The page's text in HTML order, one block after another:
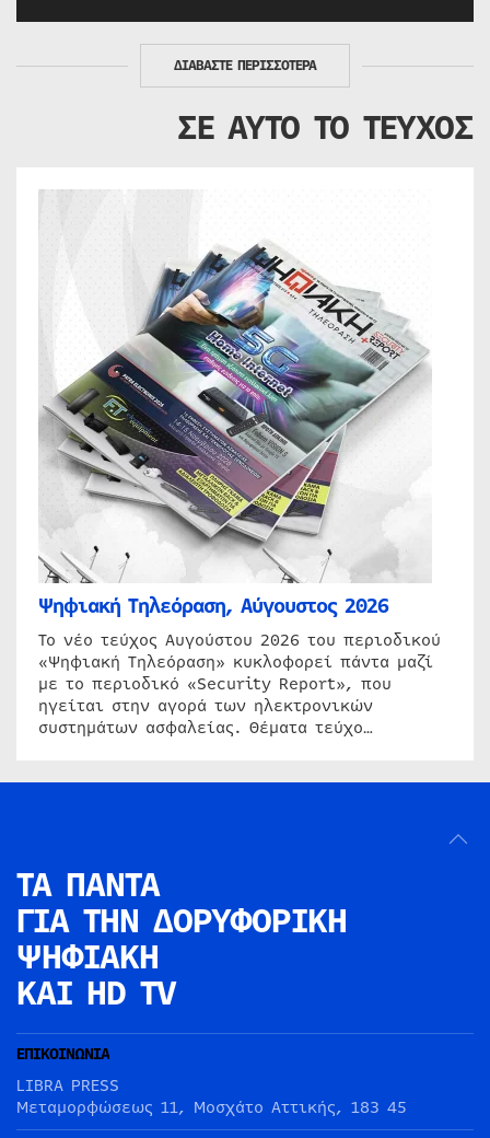
ΔΙΑΒΑΣΤΕ ΠΕΡΙΣΣΟΤΕΡΑ
ΣΕ ΑΥΤΟ ΤΟ ΤΕΥΧΟΣ
Ψηφιακή Τηλεόραση, Αύγουστος 2026
Το νέο τεύχος Αυγούστου 2026 του περιοδικού
«Ψηφιακή Τηλεόραση» κυκλοφορεί πάντα μαζί
με το περιοδικό «Security Report», που
ηγείται στην αγορά των ηλεκτρονικών
συστημάτων ασφαλείας. Θέματα τεύχο…
ΤΑ ΠΑΝΤΑ
ΓΙΑ ΤΗΝ ΔΟΡΥΦΟΡΙΚΗ
ΨΗΦΙΑΚΗ
ΚΑΙ HD TV
ΕΠΙΚΟΙΝΩΝΙΑ
LIBRA PRESS
Μεταμορφώσεως 11, Μοσχάτο Αττικής, 183 45